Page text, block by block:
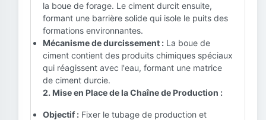
la boue de forage. Le ciment durcit ensuite,
formant une barrière solide qui isole le puits des
formations environnantes.
Mécanisme de durcissement : La boue de
ciment contient des produits chimiques spéciaux
qui réagissent avec l'eau, formant une matrice
de ciment durcie.
2. Mise en Place de la Chaîne de Production :
Objectif : Fixer le tubage de production et